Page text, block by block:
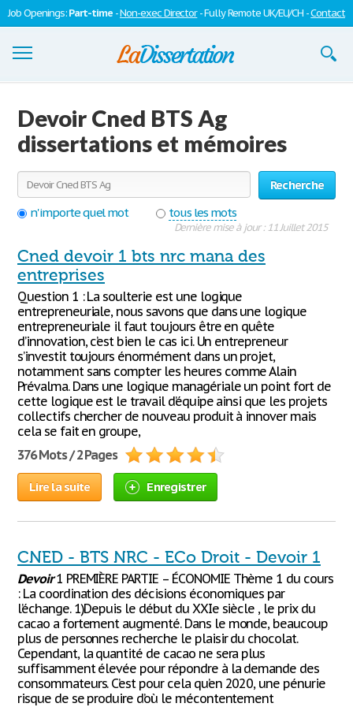
Job Openings:Part-time -Non-exec Director- Fully Remote UK/EU/CH -Contact
S'inscrire
Se connecter
Contactez-nous
Devoir Cned BTS Ag
dissertations et mémoires
Recherche
n'importe quel mot
tous les mots
Dernière mise à jour : 11 Juillet 2015
Cned devoir 1 bts nrc mana des
entreprises
Question 1 : La soulterie est une logique
entrepreneuriale, nous savons que dans une logique
entrepreneuriale il faut toujours être en quête
d’innovation, c’est bien le cas ici. Un entrepreneur
s’investit toujours énormément dans un projet,
notamment sans compter les heures comme Alain
Prévalma. Dans une logique managériale un point fort de
cette logique est le travail d’équipe ainsi que les projets
collectifs chercher de nouveau produit à innover mais
cela se fait en groupe,
376 Mots / 2 Pages
Lire la suite Enregistrer
CNED - BTS NRC - ECo Droit - Devoir 1
Devoir1 PREMIÈRE PARTIE – ÉCONOMIE Thème 1 du cours
: La coordination des décisions économiques par
l’échange. 1)Depuis le début du XXIe siècle , le prix du
cacao a fortement augmenté. Dans le monde, beaucoup
plus de personnes recherche le plaisir du chocolat.
Cependant, la quantité de cacao ne sera plus
suffisamment élevée pour répondre à la demande des
consommateurs. C’est pour cela qu’en 2020, une pénurie
risque de se produire d’où le mécontentement